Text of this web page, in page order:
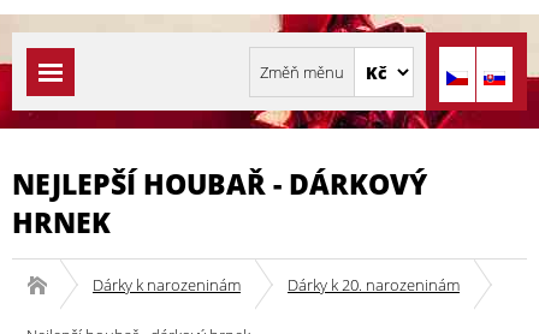
NEJLEPŠÍ HOUBAŘ - DÁRKOVÝ
HRNEK
Dárky k narozeninám Dárky k 20. narozeninám